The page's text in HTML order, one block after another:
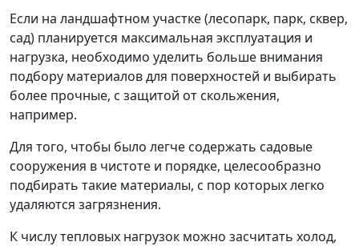
Если на ландшафтном участке (лесопарк, парк, сквер,
сад) планируется максимальная эксплуатация и
нагрузка, необходимо уделить больше внимания
подбору материалов для поверхностей и выбирать
более прочные, с защитой от скольжения,
например.
Для того, чтобы было легче содержать садовые
сооружения в чистоте и порядке, целесообразно
подбирать такие материалы, с пор которых легко
удаляются загрязнения.
К числу тепловых нагрузок можно засчитать холод,